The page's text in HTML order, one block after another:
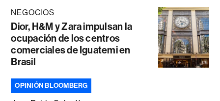
NEGOCIOS
Dior, H&M y Zara impulsan la
ocupación de los centros
comerciales de Iguatemi en
Brasil
OPINIÓN BLOOMBERG